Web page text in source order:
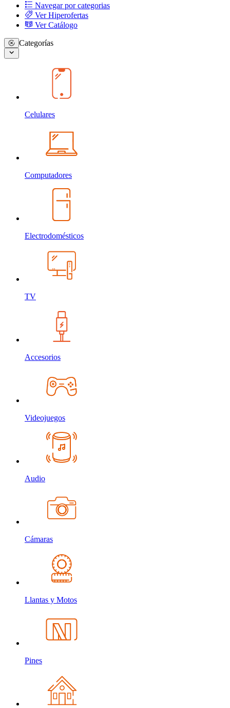
Navegar por categorias
Ver Hiperofertas
Ver Catálogo
Categorías
Celulares
Computadores
Electrodomésticos
TV
Accesorios
Videojuegos
Audio
Cámaras
Llantas y Motos
Pines